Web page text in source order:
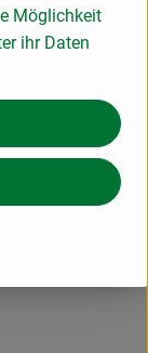
Sushi mit
Möglichkeit
ihr Daten